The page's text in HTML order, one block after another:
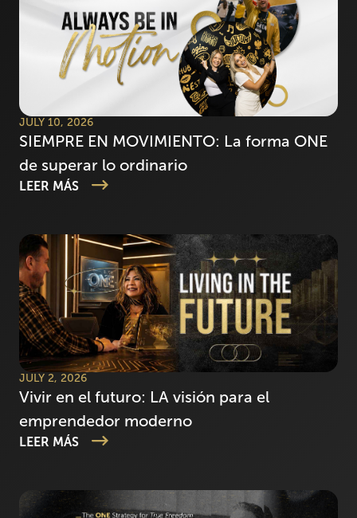
JULY 10, 2026
SIEMPRE EN MOVIMIENTO: La forma ONE
de superar lo ordinario
LEER MÁS
JULY 2, 2026
Vivir en el futuro: LA visión para el
emprendedor moderno
LEER MÁS